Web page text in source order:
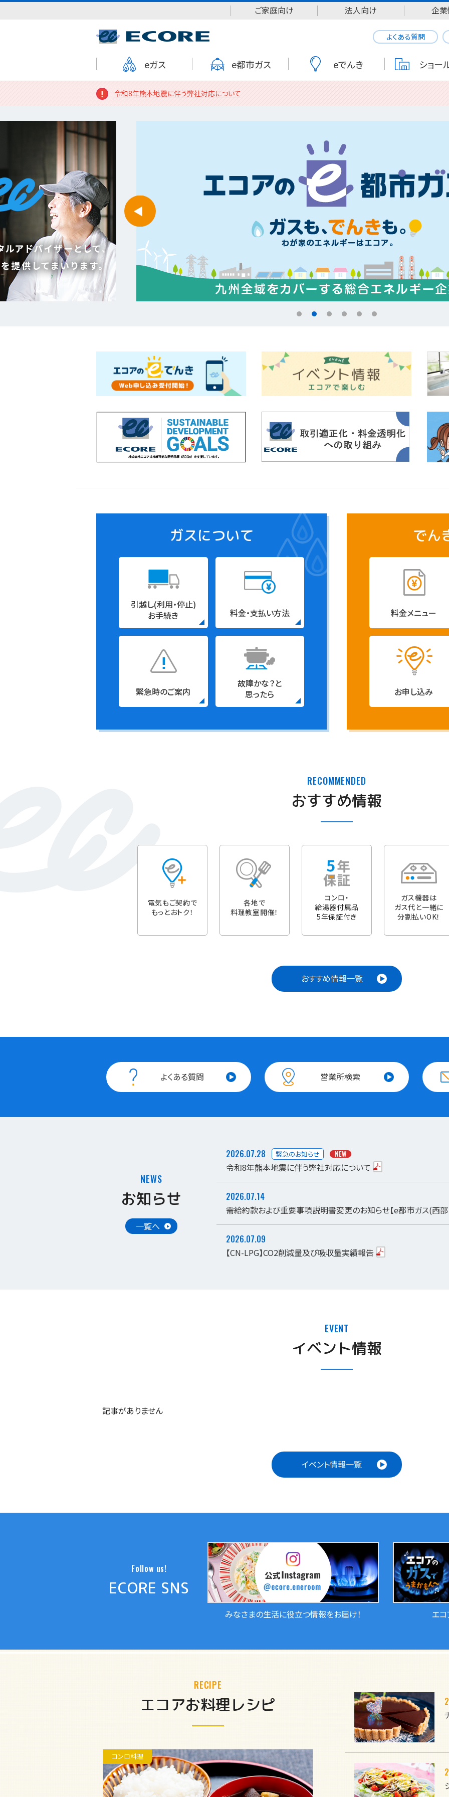
ご家庭向け 法人向け 企
よくある質問
eガス e都市ガス eでんき ショー
令和8年熊本地震に伴う弊社対応について
ガスについて
引越し(利用・停止)
お手続き
料金・支払い方法
緊急時のご案内
故障かな？と
思ったら
でん
料金メニュー
お申し込み
RECOMMENDED
おすすめ情報
電気もご契約で
もっとおトク！
各地で
料理教室開催！
コンロ・
給湯器付属品
5年保証付き
ガス機器は
ガス代と一緒に
分割払いOK！
おすすめ情報一覧
よくある質問 営業所検索
NEWS
お知らせ
一覧へ
2026.07.28 緊急のお知らせ NEW
令和8年熊本地震に伴う弊社対応について
2026.07.14
需給約款および重要事項説明書変更のお知らせ【e都市ガス(西部
2026.07.09
【CN-LPG】CO2削減量及び吸収量実績報告
EVENT
イベント情報
記事がありません
イベント情報一覧
Follow us!
ECORE SNS
みなさまの生活に役立つ情報をお届け！ エ
RECIPE
エコアお料理レシピ
コンロ料理